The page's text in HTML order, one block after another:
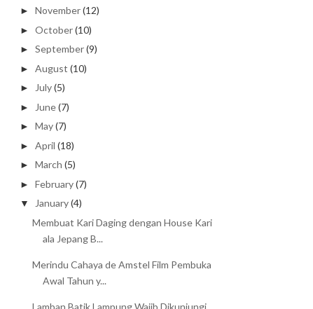
►November(12)
►October(10)
►September(9)
►August (10)
►July(5)
► June(7)
►May(7)
►April (18)
►March (5)
►February(7)
▼ January(4)
Membuat Kari Daging dengan House Kari
ala Jepang B...
Merindu Cahaya de Amstel Film Pembuka
Awal Tahun y...
Lamban Batik Lampung Wajib Dikunjungi